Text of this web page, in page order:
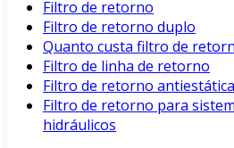
Filtro de retorno
Filtro de retorno duplo
Quanto custa filtro de
Filtro de linha de retorno
Filtro de retorno antiestática
Filtro de retorno para
hidráulicos